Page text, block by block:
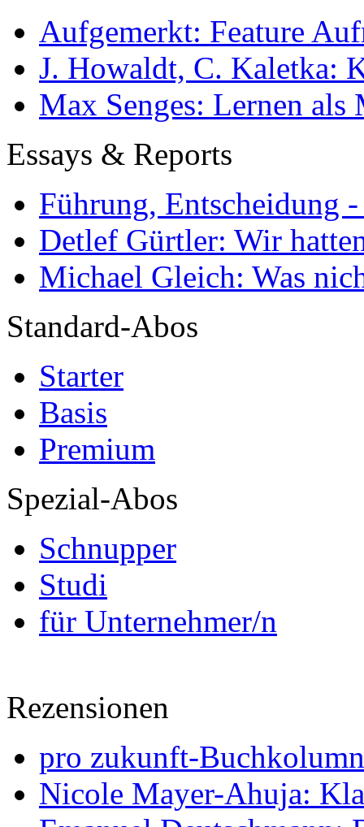
Aufgemerkt: Feature
J. Howaldt, C. Kaletka:
Max Senges: Lernen als
Essays & Reports
Führung, Entscheidung
Detlef Gürtler: Wir
Michael Gleich: Was
Standard-Abos
Starter
Basis
Premium
Spezial-Abos
Schnupper
Studi
für Unternehmer/n
Rezensionen
pro zukunft-
Nicole Mayer-Ahuja: